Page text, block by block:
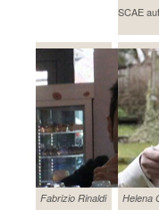
SCAE
Fabrizio Rinaldi Helena